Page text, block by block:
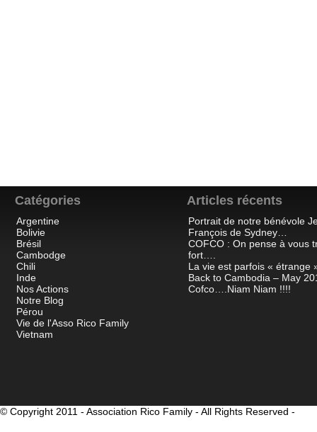
Catégories
Argentine
Bolivie
Brésil
Cambodge
Chili
Inde
Nos Actions
Notre Blog
Pérou
Vie de l'Asso Rico Family
Vietnam
Articles récents
Portrait de notre bénévole
François de Sydney…
COFCO : On pense à vous
fort….
La vie est parfois « étrange
Back to Cambodia – May
Cofco….Niam Niam !!!!
© Copyright 2011 - Association Rico Family - All Rights Reserved -